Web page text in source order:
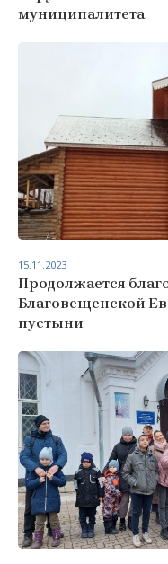
муниципалитета
Продолжается
Благовещенской
пустыни
15.11.2023